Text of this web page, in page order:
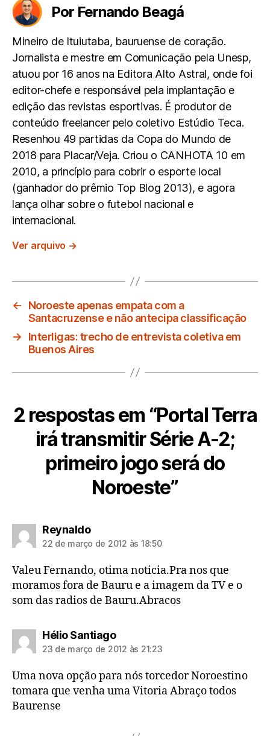
Por Fernando Beagá
Mineiro de Ituiutaba, bauruense de coração.
Jornalista e mestre em Comunicação pela Unesp,
atuou por 16 anos na Editora Alto Astral, onde foi
editor-chefe e responsável pela implantação e
edição das revistas esportivas. É produtor de
conteúdo freelancer pelo coletivo Estúdio Teca.
Resenhou 49 partidas da Copa do Mundo de
2018 para Placar/Veja. Criou o CANHOTA 10 em
2010, a princípio para cobrir o esporte local
(ganhador do prêmio Top Blog 2013), e agora
lança olhar sobre o futebol nacional e
internacional.
Ver arquivo →
←
Noroeste apenas empata com a
Santacruzense e não antecipa classificação
→
Interligas: trecho de entrevista coletiva em
Buenos Aires
2 respostas em “Portal Terra
irá transmitir Série A-2;
primeiro jogo será do
Noroeste”
Reynaldodiz:
22 de março de 2012 às 18:50
Valeu Fernando, otima noticia.Pra nos que
moramos fora de Bauru e a imagem da TV e o
som das radios de Bauru.Abracos
Hélio Santiagodiz:
23 de março de 2012 às 21:23
Uma nova opção para nós torcedor Noroestino
tomara que venha uma Vitoria Abraço todos
Baurense